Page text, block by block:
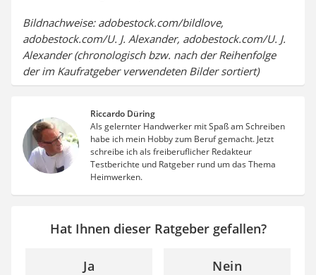
Bildnachweise: adobestock.com/bildlove,
adobestock.com/U. J. Alexander, adobestock.com/U. J.
Alexander (chronologisch bzw. nach der Reihenfolge
der im Kaufratgeber verwendeten Bilder sortiert)
Riccardo Düring
Als gelernter Handwerker mit Spaß am Schreiben
habe ich mein Hobby zum Beruf gemacht. Jetzt
schreibe ich als freiberuflicher Redakteur
Testberichte und Ratgeber rund um das Thema
Heimwerken.
Hat Ihnen dieser Ratgeber gefallen?
Ja Nein